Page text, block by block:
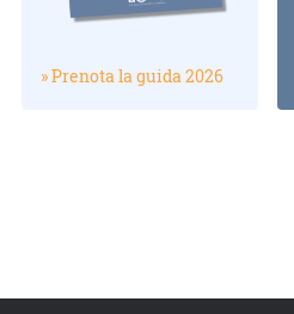
» Prenota la guida 2026